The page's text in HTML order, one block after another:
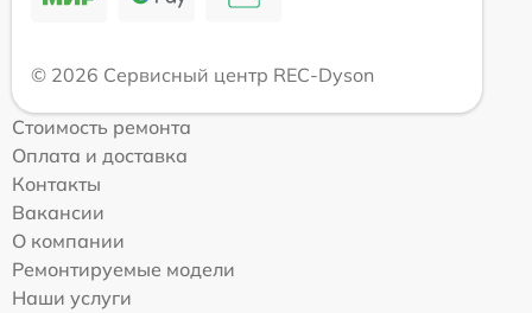
© 2026 Сервисный центр REC-Dyson
Стоимость ремонта
Оплата и доставка
Контакты
Вакансии
О компании
Ремонтируемые модели
Наши услуги